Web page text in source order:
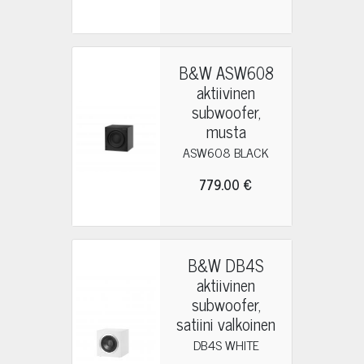
B&W ASW608
aktiivinen
subwoofer,
musta
ASW608 BLACK
779.00 €
B&W DB4S
aktiivinen
subwoofer,
satiini valkoinen
DB4S WHITE